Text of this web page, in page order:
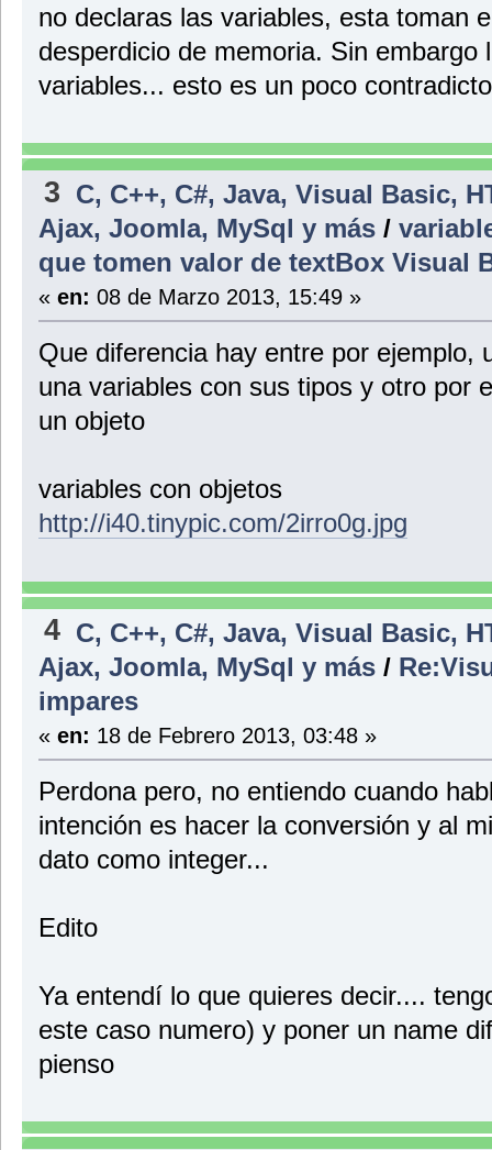
no declaras las variables, esta toman
desperdicio de memoria. Sin embargo
variables... esto es un poco
3 C, C++, C#, Java, Visual Basic,
Ajax, Joomla, MySql y más/
que tomen valor de textBox Visual
« en: 08 de Marzo 2013, 15:49 »
Que diferencia hay entre por ejemplo,
una variables con sus tipos y otro por
un objeto
variables con objetos
http://i40.tinypic.com/2irro0g.jpg
4 C, C++, C#, Java, Visual Basic,
Ajax, Joomla, MySql y más/
impares
« en: 18 de Febrero 2013, 03:48 »
Perdona pero, no entiendo cuando
intención es hacer la conversión y al
dato como integer...
Edito
Ya entendí lo que quieres decir....
este caso numero) y poner un name
pienso